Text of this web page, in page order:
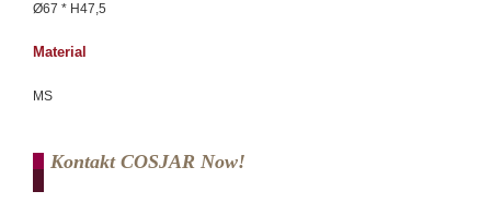
Ø67 * H47,5
Material
MS
Kontakt COSJAR Now!